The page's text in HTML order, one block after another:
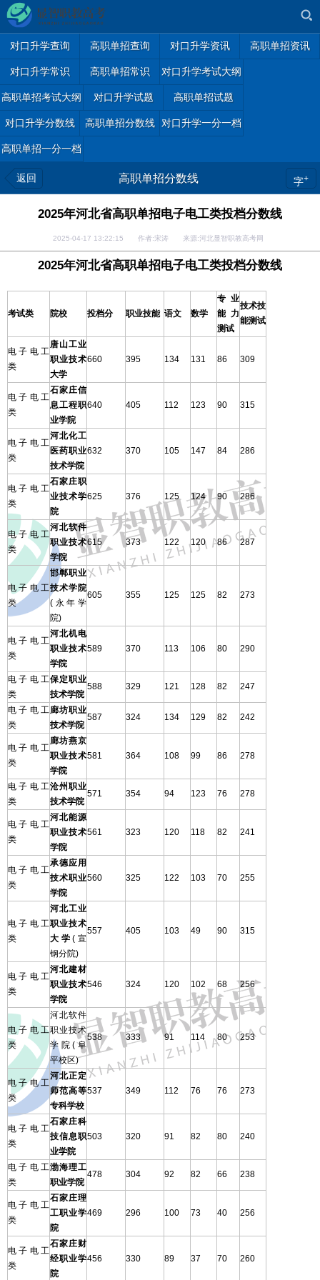
对口升学查询 高职单招查询 对口升学资讯 高职单招资讯
对口升学常识 高职单招常识 对口升学考试大纲
高职单招考试大纲 对口升学试题 高职单招试题
对口升学分数线 高职单招分数线 对口升学一分一档
高职单招一分一档
返回 高职单招分数线 字+
2025年河北省高职单招电子电工类投档分数线
2025-04-17 13:22:15 作者:宋涛 来源:河北显智职教高考网
2025年河北省高职单招电子电工类投档分数线
考试类 院校 投档分 职业技能 语文 数学
专业
能 力
测试
技术技
能测试
电子电工
类
唐山工业
职业技术
大学
660 395 134 131 86 309
电子电工
类
石家庄信
息工程职
业学院
640 405 112 123 90 315
电子电工
类
河北化工
医药职业
技术学院
632 370 105 147 84 286
电子电工
类
石家庄职
业技术学
院
625 376 125 124 90 286
电子电工
类
河北软件
职业技术
学院
615 373 122 120 86 287
电子电工
类
邯郸职业
技术学院
(永年学
院)
605 355 125 125 82 273
电子电工
类
河北机电
职业技术
学院
589 370 113 106 80 290
电子电工
类
保定职业
技术学院
588 329 121 128 82 247
电子电工
类
廊坊职业
技术学院
587 324 134 129 82 242
电子电工
类
廊坊燕京
职业技术
学院
581 364 108 99 86 278
电子电工
类
沧州职业
技术学院
571 354 94 123 76 278
电子电工
类
河北能源
职业技术
学院
561 323 120 118 82 241
电子电工
类
承德应用
技术职业
学院
560 325 122 103 70 255
电子电工
类
河北工业
职业技术
大学(宣
钢分院)
557 405 103 49 90 315
电子电工
类
河北建材
职业技术
学院
546 324 120 102 68 256
电子电工
类
河北软件
职业技术
学院(阜
平校区)
538 333 91 114 80 253
电子电工
类
河北正定
师范高等
专科学校
537 349 112 76 76 273
电子电工
类
石家庄科
技信息职
业学院
503 320 91 82 80 240
电子电工
类
渤海理工
职业学院
478 304 92 82 66 238
电子电工
类
石家庄理
工职业学
院
469 296 100 73 40 256
电子电工
类
石家庄财
经职业学
院
456 330 89 37 70 260